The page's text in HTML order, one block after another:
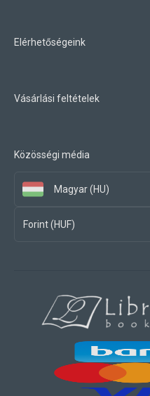
Elérhetőségeink
Vásárlási feltételek
Közösségi média
Magyar (HU)
Forint (HUF)